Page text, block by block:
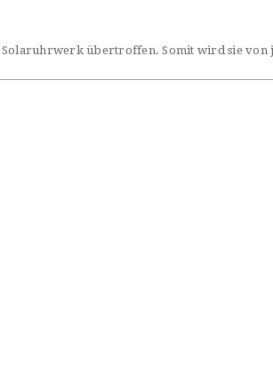
übertroffen. Somit wird sie von